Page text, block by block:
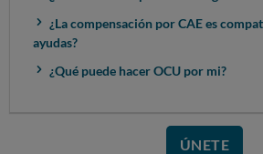
¿La compensación por CAE es
ayudas?
¿Qué puede hacer OCU por mi?
ÚNETE